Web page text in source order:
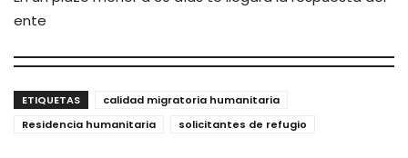
ente
ETIQUETAS
calidad migratoria humanitaria
Residencia humanitaria
solicitantes de refugio